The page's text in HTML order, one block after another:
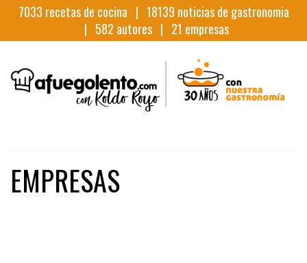
7033 recetas de cocina | 18139 noticias de gastronomia
| 582 autores | 21 empresas
EMPRESAS